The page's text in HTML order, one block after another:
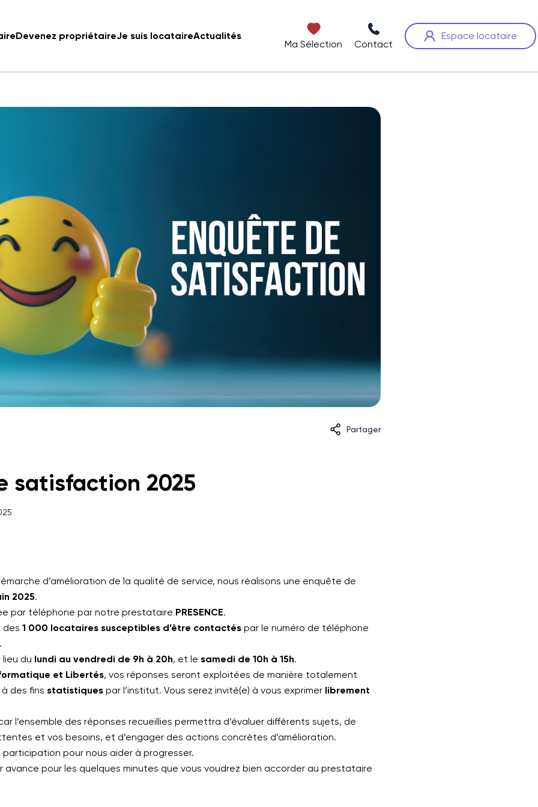
Devenez propriétaireJe suis locataireActualités
Ma Sélection Contact
Espace locataire
Partager
satisfaction 2025
d’amélioration de la qualité de service, nous réalisons une enquête de
2025.
par téléphone par notre prestataire PRESENCE.
des 1 000 locataires susceptibles d’être contactés par le numéro de téléphone
.
du lundi au vendredi de 9h à 20h, et le samedi de 10h à 15h.
et Libertés, vos réponses seront exploitées de manière totalement
des fins statistiques par l’institut. Vous serez invité(e) à vous exprimer librement
l’ensemble des réponses recueillies permettra d’évaluer différents sujets, de
et vos besoins, et d’engager des actions concrètes d’amélioration.
pour nous aider à progresser.
avance pour les quelques minutes que vous voudrez bien accorder au prestataire